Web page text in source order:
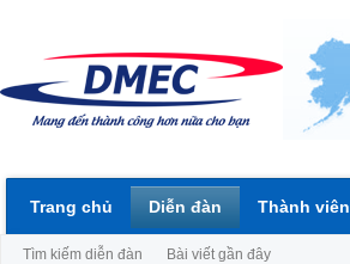
Trang chủ Diễn đàn
Tìm kiếm diễn đàn Bài viết gần đây
Thành viên